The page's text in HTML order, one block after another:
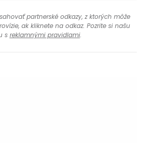
partnerské odkazy, z ktorých môže
ak kliknete na odkaz. Pozrite si našu
s reklamnými pravidlami.